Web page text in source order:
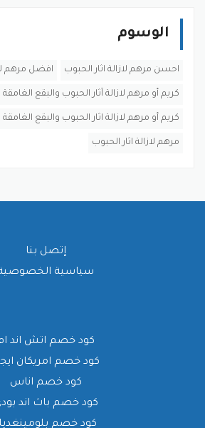
الوسوم
احسن مرهم لازالة اثار الحبوب افضل مرهم
كريم أو مرهم لازالة آثار الحبوب والبقع الغامقة
كريم أو مرهم لازالة اثار الحبوب والبقع الغامقة
مرهم لازالة اثار الحبوب
إتصل بنا
سياسية
كود خصم اتش اند
كود خصم امريكان
كود خصم اناس
كود خصم باث اند
كود خصم